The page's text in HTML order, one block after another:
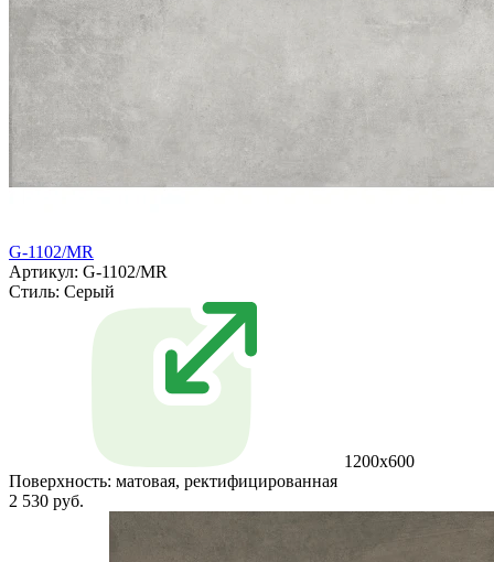
G-1102/MR
Артикул: G-1102/MR
Стиль: Серый
1200x600
Поверхность: матовая, ректифицированная
2 530 руб.